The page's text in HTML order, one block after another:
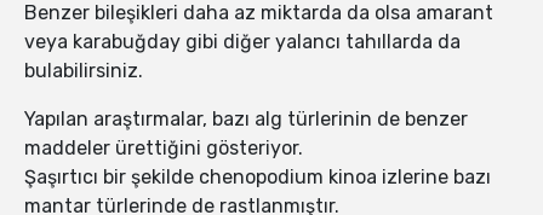
Benzer bileşikleri daha az miktarda da olsa amarant
veya karabuğday gibi diğer yalancı tahıllarda da
bulabilirsiniz.
Yapılan araştırmalar, bazı alg türlerinin de benzer
maddeler ürettiğini gösteriyor.
Şaşırtıcı bir şekilde chenopodium kinoa izlerine bazı
mantar türlerinde de rastlanmıştır.